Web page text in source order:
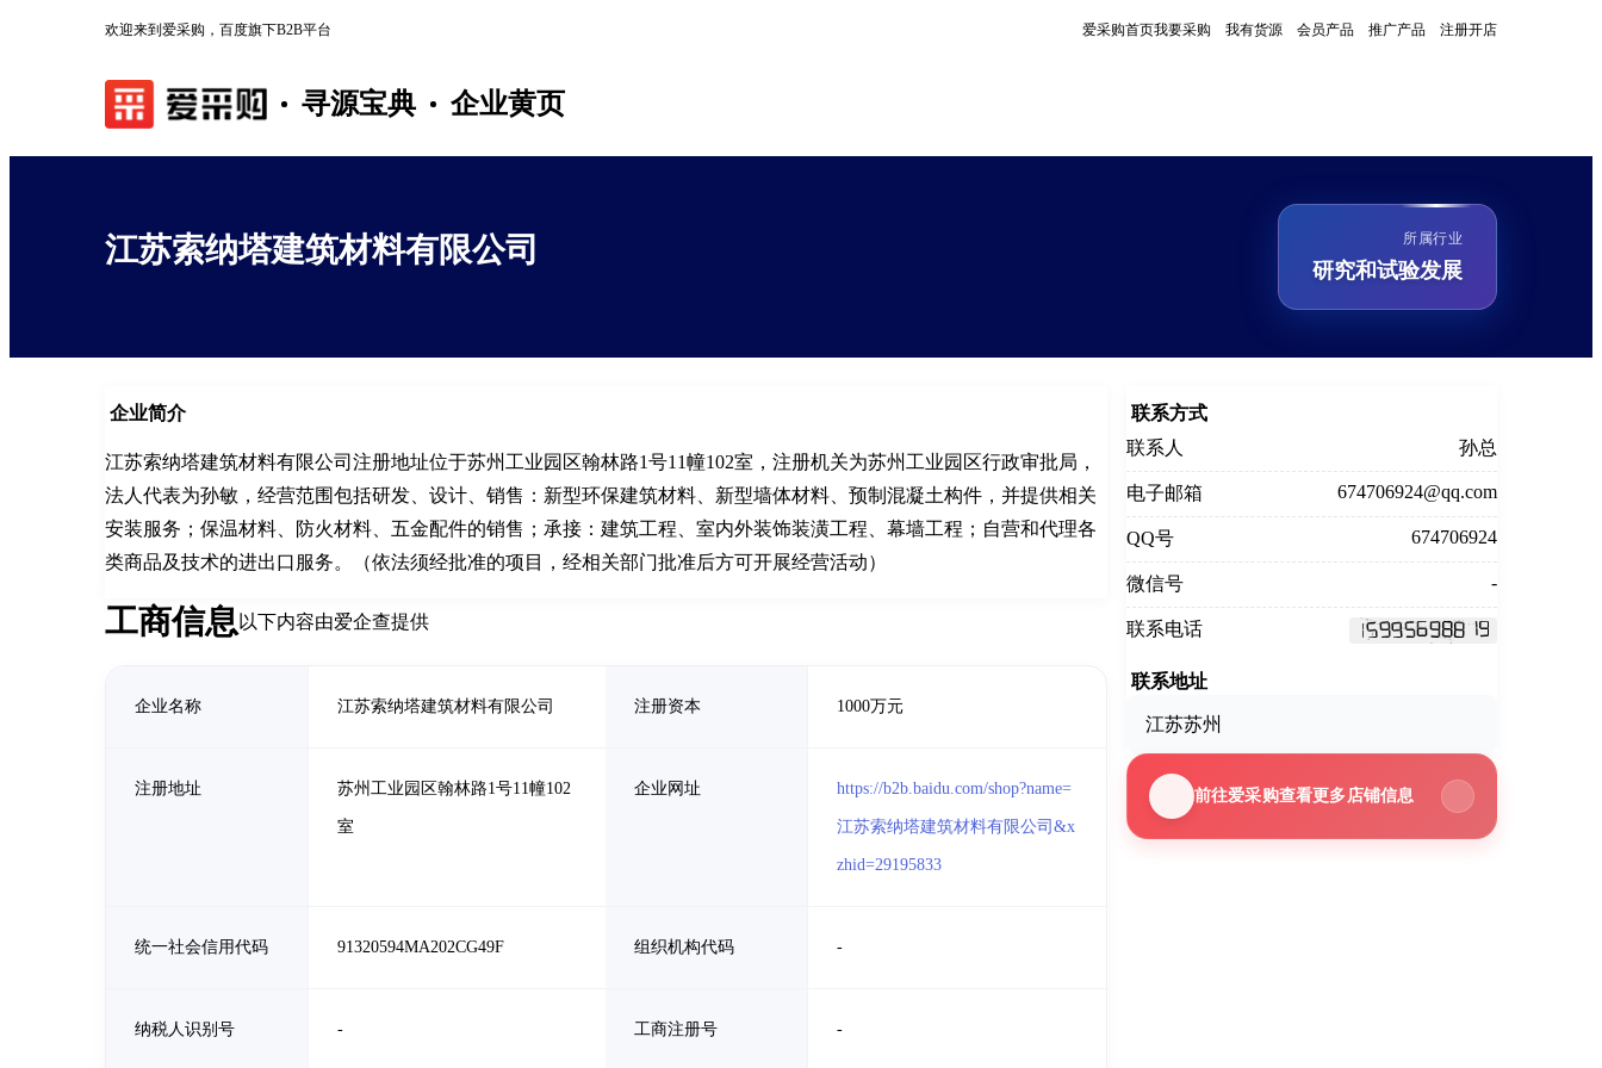
欢迎来到爱采购，百度旗下B2B平台 爱采购首页我要采购 我有货源 会员产品 推广产品 注册开店
寻源宝典 企业黄页
江苏索纳塔建筑材料有限公司 所属行业
研究和试验发展
企业简介
江苏索纳塔建筑材料有限公司注册地址位于苏州工业园区翰林路1号11幢102室，注册机关为苏州工业园区行政审批局，
法人代表为孙敏，经营范围包括研发、设计、销售：新型环保建筑材料、新型墙体材料、预制混凝土构件，并提供相关
安装服务；保温材料、防火材料、五金配件的销售；承接：建筑工程、室内外装饰装潢工程、幕墙工程；自营和代理各
类商品及技术的进出口服务。（依法须经批准的项目，经相关部门批准后方可开展经营活动）
工商信息以下内容由爱企查提供
企业名称 江苏索纳塔建筑材料有限公司 注册资本 1000万元
注册地址 苏州工业园区翰林路1号11幢102
室
企业网址 https://b2b.baidu.com/shop?name=
江苏索纳塔建筑材料有限公司&x
zhid=29195833
统一社会信用代码 91320594MA202CG49F 组织机构代码 -
纳税人识别号 - 工商注册号 -
联系方式
联系人
孙总
电子邮箱 674706924@qq.com
QQ号 674706924
微信号 -
联系电话
联系地址
江苏苏州
前往爱采购查看更多店铺信息